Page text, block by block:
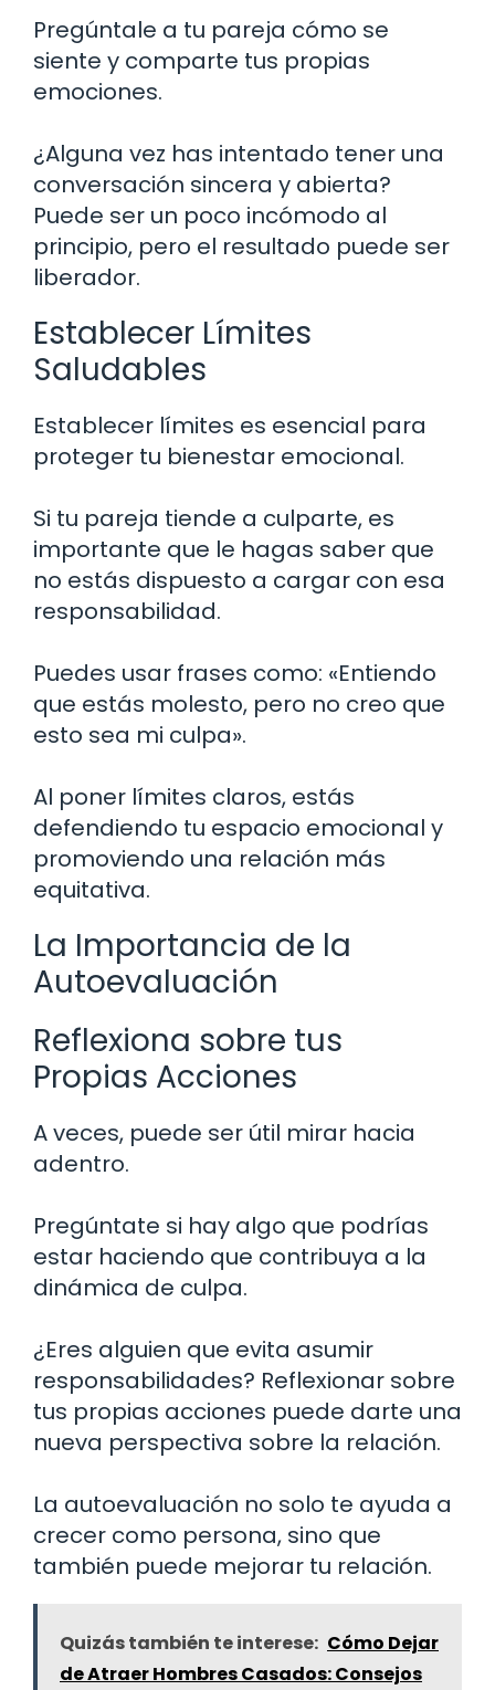
Pregúntale a tu pareja cómo se
siente y comparte tus propias
emociones.
¿Alguna vez has intentado tener una
conversación sincera y abierta?
Puede ser un poco incómodo al
principio, pero el resultado puede ser
liberador.
Establecer Límites
Saludables
Establecer límites es esencial para
proteger tu bienestar emocional.
Si tu pareja tiende a culparte, es
importante que le hagas saber que
no estás dispuesto a cargar con esa
responsabilidad.
Puedes usar frases como: «Entiendo
que estás molesto, pero no creo que
esto sea mi culpa».
Al poner límites claros, estás
defendiendo tu espacio emocional y
promoviendo una relación más
equitativa.
La Importancia de la
Autoevaluación
Reflexiona sobre tus
Propias Acciones
A veces, puede ser útil mirar hacia
adentro.
Pregúntate si hay algo que podrías
estar haciendo que contribuya a la
dinámica de culpa.
¿Eres alguien que evita asumir
responsabilidades? Reflexionar sobre
tus propias acciones puede darte una
nueva perspectiva sobre la relación.
La autoevaluación no solo te ayuda a
crecer como persona, sino que
también puede mejorar tu relación.
Quizás también te interese: Cómo Dejar
de Atraer Hombres Casados: Consejos